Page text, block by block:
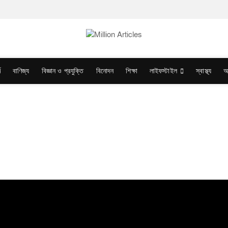
বাণিজ্য বিজ্ঞান ও প্রযুক্তি বিনোদন শিক্ষা লাইফস্টাইল স্বাস্থ্য